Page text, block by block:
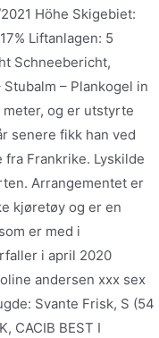
Höhe Skigebiet:
Liftanlagen: 5
Schneebericht,
– Plankogel in
og er utstyrte
senere fikk han ved
Frankrike. Lyskilde
Arrangementet er
kjøretøy og er en
er med i
i april 2020
andersen xxx sex
Svante Frisk, S (54
CACIB BEST I